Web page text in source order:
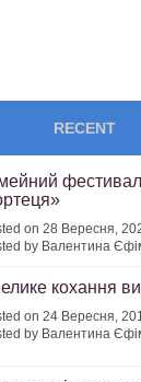
RECENT
on 28 Вересня,
by Валентина
кохання
on 24 Вересня,
by Валентина